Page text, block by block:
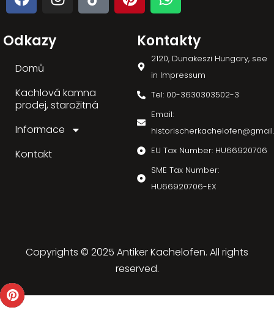
Odkazy
Domů
Kachlová kamna
prodej, starožitná
Informace
Kontakt
Kontakty
2120, Dunakeszi Hungary, see
in Impressum
Tel: 00-3630303502-3
Email:
EU Tax Number: HU66920706
SME Tax Number:
HU66920706-EX
Copyrights © 2025 Antiker Kachelofen. All rights
reserved.